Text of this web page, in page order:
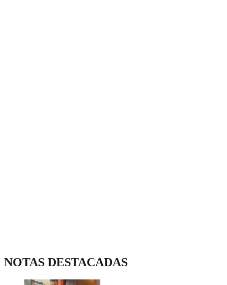
NOTAS DESTACADAS